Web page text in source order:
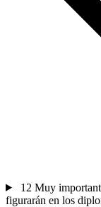
12 Muy
figurarán en los